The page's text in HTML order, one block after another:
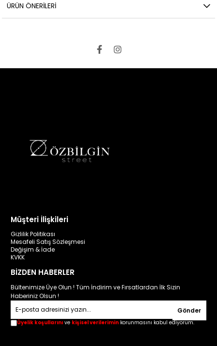
ÜRÜN ÖNERILERI
Müşteri İlişkileri
Gizlilik Politikası
Mesafeli Satış Sözleşmesi
Değişim & İade
KVKK
BİZDEN HABERLER
Bültenimize Üye Olun ! Tüm İndirim ve Fırsatlardan İlk Sizin
Haberiniz Olsun !
Gönder
Üyelik koşullarını ve kişisel verilerimin korunmasını kabul ediyorum.